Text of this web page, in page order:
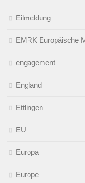
Eilmeldung
EMRK Europäische
engagement
England
Ettlingen
EU
Europa
Europe